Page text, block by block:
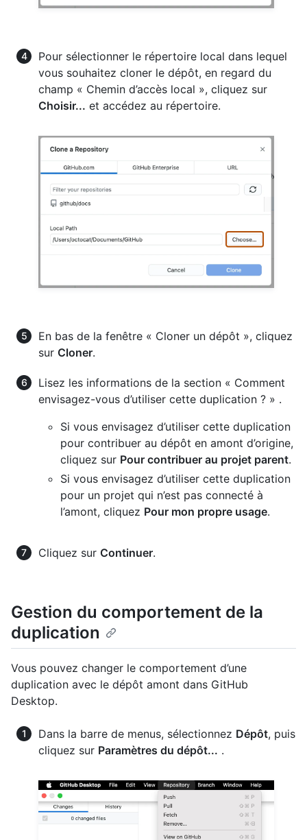
Pour sélectionner le répertoire local dans lequel
vous souhaitez cloner le dépôt, en regard du
champ « Chemin d’accès local », cliquez sur
Choisir... et accédez au répertoire.
En bas de la fenêtre « Cloner un dépôt », cliquez
sur Cloner.
Lisez les informations de la section « Comment
envisagez-vous d’utiliser cette duplication ? » .
Si vous envisagez d’utiliser cette duplication
pour contribuer au dépôt en amont d’origine,
cliquez sur Pour contribuer au projet parent.
Si vous envisagez d’utiliser cette duplication
pour un projet qui n’est pas connecté à
l’amont, cliquez Pour mon propre usage.
Cliquez sur Continuer.
Gestion du comportement de la
duplication
Vous pouvez changer le comportement d’une
duplication avec le dépôt amont dans GitHub
Desktop.
Dans la barre de menus, sélectionnez Dépôt, puis
cliquez sur Paramètres du dépôt... .